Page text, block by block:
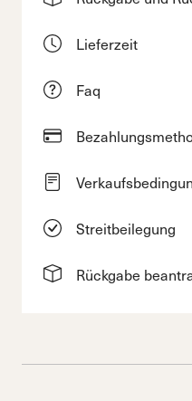
Lieferzeit
Faq
Streitbeilegung
Rückgabe